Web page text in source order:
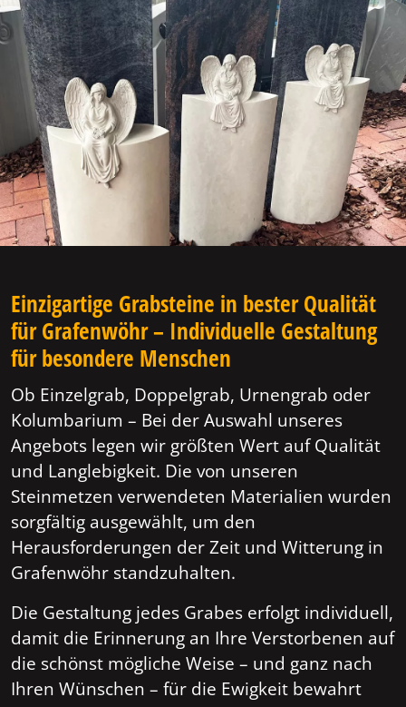
Einzigartige Grabsteine in bester Qualität
für Grafenwöhr – Individuelle Gestaltung
für besondere Menschen
Ob Einzelgrab, Doppelgrab, Urnengrab oder
Kolumbarium – Bei der Auswahl unseres
Angebots legen wir größten Wert auf Qualität
und Langlebigkeit. Die von unseren
Steinmetzen verwendeten Materialien wurden
sorgfältig ausgewählt, um den
Herausforderungen der Zeit und Witterung in
Grafenwöhr standzuhalten.
Die Gestaltung jedes Grabes erfolgt individuell,
damit die Erinnerung an Ihre Verstorbenen auf
die schönst mögliche Weise – und ganz nach
Ihren Wünschen – für die Ewigkeit bewahrt